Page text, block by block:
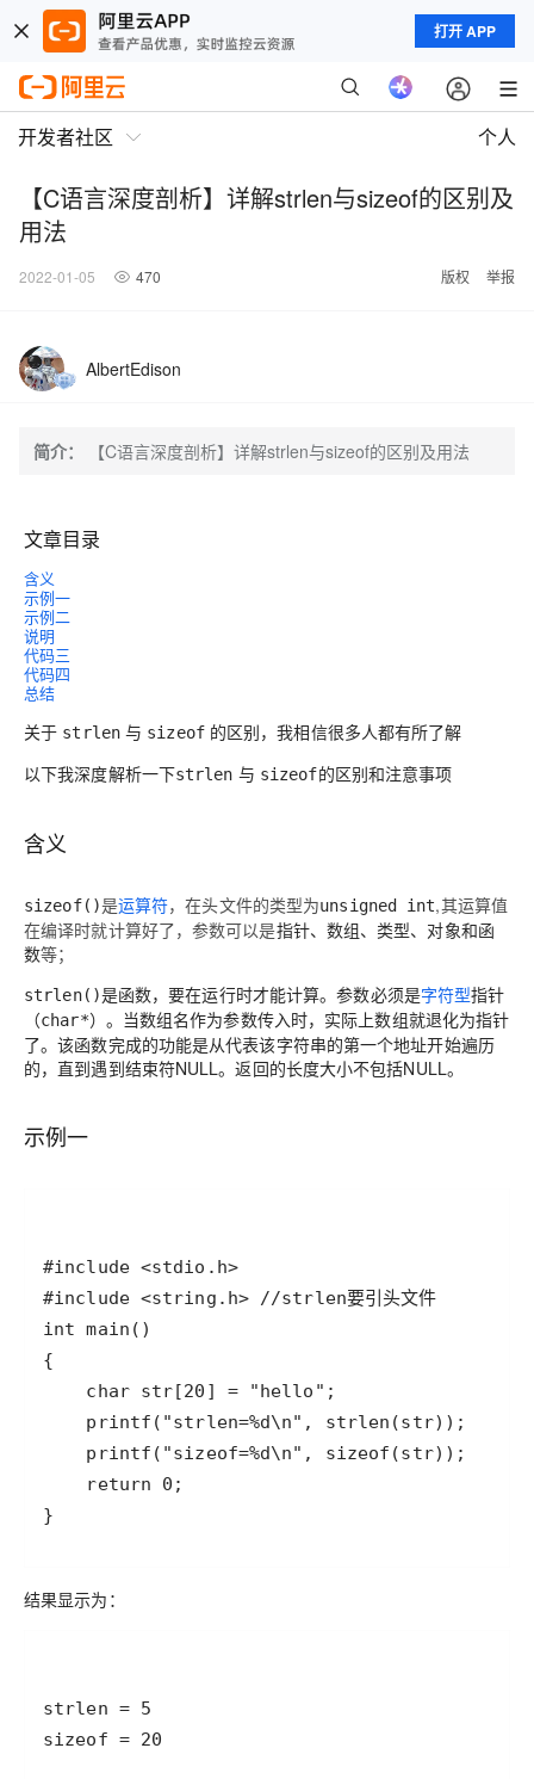
打开 APP
开发者社区 个人
【C语言深度剖析】详解strlen与sizeof的区别及
用法
2022-01-05 470 版权 举报
AlbertEdison
简介： 【C语言深度剖析】详解strlen与sizeof的区别及用法
文章目录
含义
示例一
示例二
说明
代码三
代码四
总结
关于 strlen与 sizeof的区别，我相信很多人都有所了解
以下我深度解析一下strlen 与 sizeof的区别和注意事项
含义
sizeof()是运算符，在头文件的类型为unsigned int,其运算值
在编译时就计算好了，参数可以是指针、数组、类型、对象和函
数等；
strlen()是函数，要在运行时才能计算。参数必须是字符型指针
（char*） 。当数组名作为参数传入时，实际上数组就退化为指针
了。该函数完成的功能是从代表该字符串的第一个地址开始遍历
的，直到遇到结束符NULL。返回的长度大小不包括NULL。
示例一
#include <stdio.h>
结果显示为：